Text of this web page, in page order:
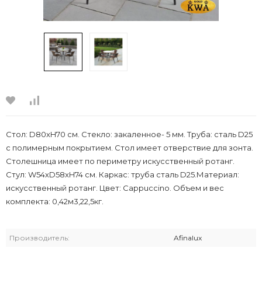
Стол: D80xH70 см. Стекло: закаленное- 5 мм. Труба: сталь D25
с полимерным покрытием. Стол имеет отверствие для зонта.
Столешница имеет по периметру искусственный ротанг.
Стул: W54хD58xH74 см. Каркас: труба сталь D25.Материал:
искусственный ротанг. Цвет: Cappuccino. Объем и вес
комплекта: 0,42м3,22,5кг.
Производитель: Afinalux